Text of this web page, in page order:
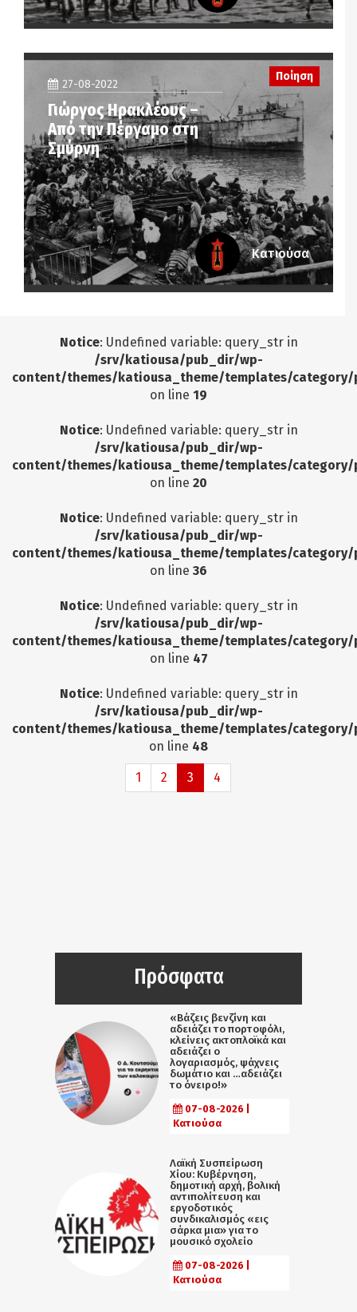
27-08-2022
Γιώργος Ηρακλέους –
Από την Πέργαμο στη
Σμύρνη
Ποίηση
Κατιούσα
Notice: Undefined variable: query_str in
/srv/katiousa/pub_dir/wp-
content/themes/katiousa_theme/templates/
on line 19
Notice: Undefined variable: query_str in
/srv/katiousa/pub_dir/wp-
content/themes/katiousa_theme/templates/
on line 20
Notice: Undefined variable: query_str in
/srv/katiousa/pub_dir/wp-
content/themes/katiousa_theme/templates/
on line 36
Notice: Undefined variable: query_str in
/srv/katiousa/pub_dir/wp-
content/themes/katiousa_theme/templates/
on line 47
Notice: Undefined variable: query_str in
/srv/katiousa/pub_dir/wp-
content/themes/katiousa_theme/templates/
on line 48
1 2 3 4
Πρόσφατα
«Βάζεις βενζίνη και
αδειάζει το πορτοφόλι,
κλείνεις ακτοπλοϊκά και
αδειάζει ο
λογαριασμός, ψάχνεις
δωμάτιο και …αδειάζει
το όνειρο!»
07-08-2026 |
Κατιούσα
Λαϊκή Συσπείρωση
Χίου: Κυβέρνηση,
δημοτική αρχή, βολική
αντιπολίτευση και
εργοδοτικός
συνδικαλισμός «εις
σάρκα μια» για το
μουσικό σχολείο
07-08-2026 |
Κατιούσα